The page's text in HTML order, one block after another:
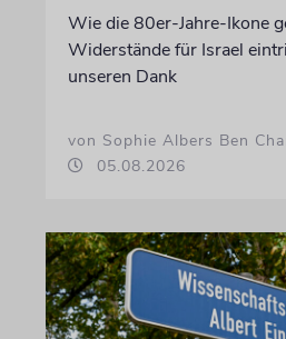
Wie die 80er-Jahre-Ikone
Widerstände für Israel
unseren Dank
von Sophie Albers Ben
05.08.2026